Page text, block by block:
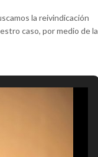
la reivindicación
caso, por medio de la